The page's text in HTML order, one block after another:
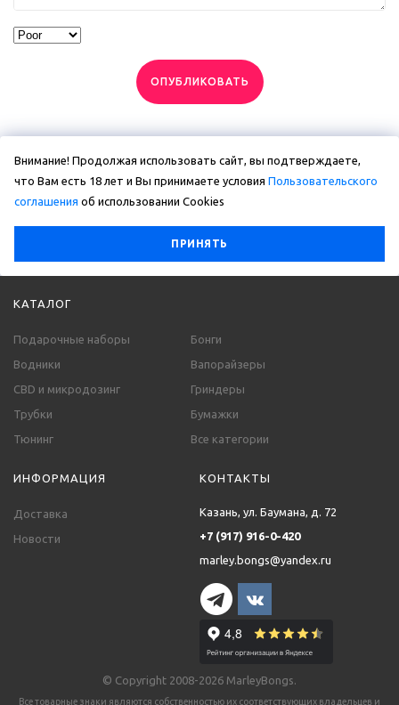
ОПУБЛИКОВАТЬ
Внимание! Продолжая использовать сайт, вы подтверждаете,
что Вам есть 18 лет и Вы принимаете условия Пользовательского
соглашения об использовании Сookies
ПРИНЯТЬ
КАТАЛОГ
Подарочные наборы
Бонги
Водники
Вапорайзеры
CBD и микродозинг
Гриндеры
Трубки
Бумажки
Тюнинг
Все категории
ИНФОРМАЦИЯ
Доставка
Новости
КОНТАКТЫ
Казань, ул. Баумана, д. 72
+7 (917) 916-0-420
marley.bongs@yandex.ru
© Copyright 2008-2026 MarleyBongs.
Все товарные знаки являются собственностью их соответствующих владельцев и